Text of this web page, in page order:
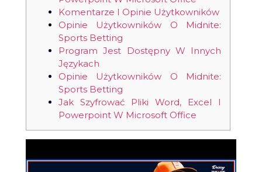
Komentarze I Opinie Użytkowników
Opinie Użytkowników O Midnite:
Sports Betting
Program Jest Dostępny W Innych
Językach
Opinie Użytkowników O Midnite:
Sports Betting
Jak Szyfrować Pliki Word, Excel I
Powerpoint W Microsoft Office